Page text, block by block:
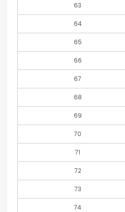
63
64
65
66
67
68
69
70
71
72
73
74